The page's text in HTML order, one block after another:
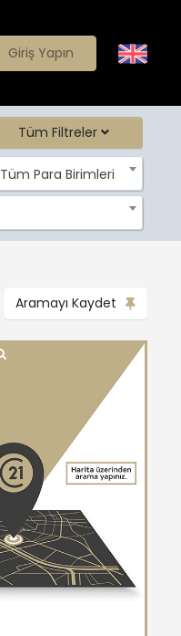
Giriş Yapın
Tüm Filtreler
Tüm Para Birimleri
Aramayı Kaydet